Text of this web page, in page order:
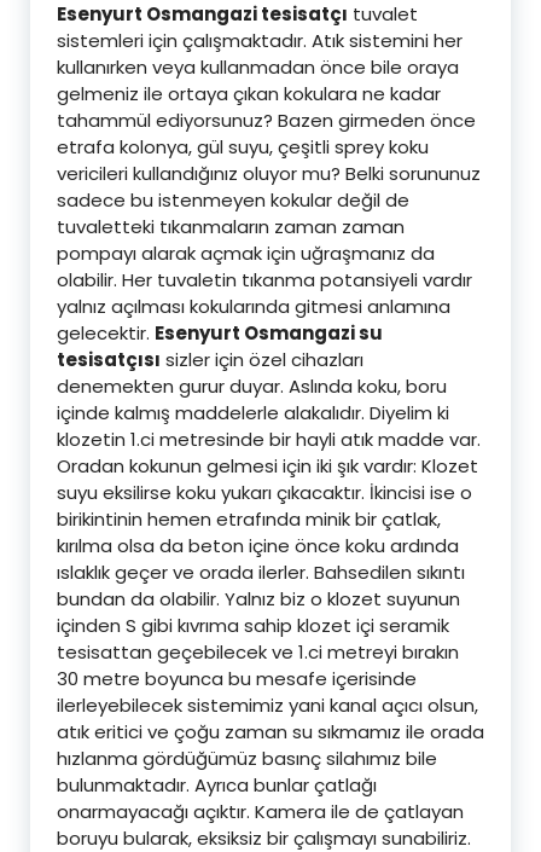
Esenyurt Osmangazi tesisatçı tuvalet
sistemleri için çalışmaktadır. Atık sistemini her
kullanırken veya kullanmadan önce bile oraya
gelmeniz ile ortaya çıkan kokulara ne kadar
tahammül ediyorsunuz? Bazen girmeden önce
etrafa kolonya, gül suyu, çeşitli sprey koku
vericileri kullandığınız oluyor mu? Belki sorununuz
sadece bu istenmeyen kokular değil de
tuvaletteki tıkanmaların zaman zaman
pompayı alarak açmak için uğraşmanız da
olabilir. Her tuvaletin tıkanma potansiyeli vardır
yalnız açılması kokularında gitmesi anlamına
gelecektir. Esenyurt Osmangazi su
tesisatçısı sizler için özel cihazları
denemekten gurur duyar. Aslında koku, boru
içinde kalmış maddelerle alakalıdır. Diyelim ki
klozetin 1.ci metresinde bir hayli atık madde var.
Oradan kokunun gelmesi için iki şık vardır: Klozet
suyu eksilirse koku yukarı çıkacaktır. İkincisi ise o
birikintinin hemen etrafında minik bir çatlak,
kırılma olsa da beton içine önce koku ardında
ıslaklık geçer ve orada ilerler. Bahsedilen sıkıntı
bundan da olabilir. Yalnız biz o klozet suyunun
içinden S gibi kıvrıma sahip klozet içi seramik
tesisattan geçebilecek ve 1.ci metreyi bırakın
30 metre boyunca bu mesafe içerisinde
ilerleyebilecek sistemimiz yani kanal açıcı olsun,
atık eritici ve çoğu zaman su sıkmamız ile orada
hızlanma gördüğümüz basınç silahımız bile
bulunmaktadır. Ayrıca bunlar çatlağı
onarmayacağı açıktır. Kamera ile de çatlayan
boruyu bularak, eksiksiz bir çalışmayı sunabiliriz.